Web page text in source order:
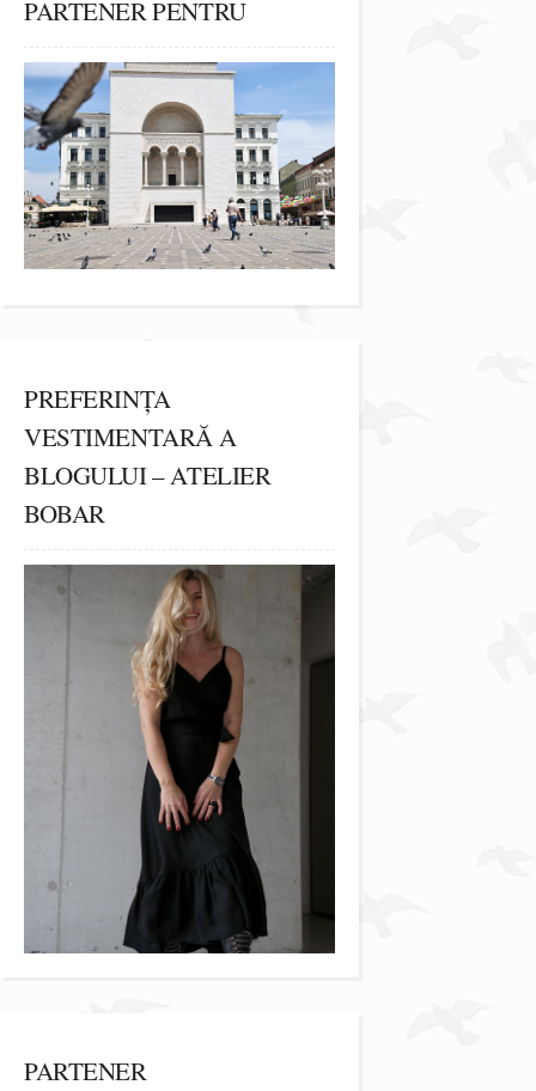
PARTENER PENTRU
PREFERINȚA
VESTIMENTARĂ A
BLOGULUI – ATELIER
BOBAR
PARTENER